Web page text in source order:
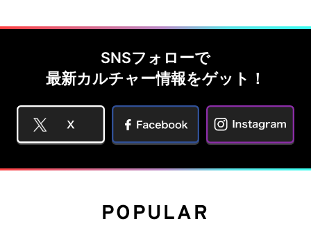
SNSフォローで
最新カルチャー情報をゲット！
POPULAR